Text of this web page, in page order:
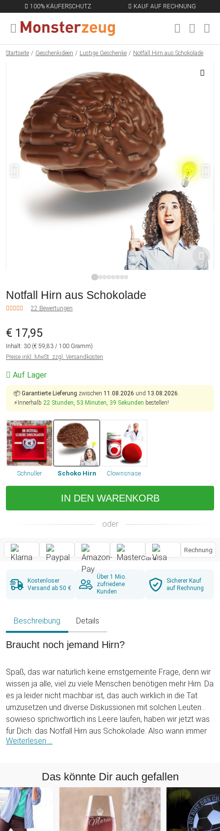
100% KÄUFERSCHUTZ KAUF AUF RECHNUNG
MENÜ SCHLIESSEN
Startseite Geschenkideen Lustige Geschenke Notfall Hirn aus Schokolade
Notfall Hirn aus Schokolade
22 Bewertungen
€ 17,95
Inhalt: 30 (€ 59,83 / 100 Gramm)
Preise inkl. MwSt. zzgl. Versandkosten
Auf Lager
📦 Garantierte Lieferung zwischen 11.08.2026 und 13.08.2026.
⚡Innerhalb 22 Stunden, 53 Minuten, 38 Sekunden bestellen!
Schnuller Schoko Hirn Clownsnase
IN DEN WARENKORB
oder
Rechnung
Kostenloser
Versand ab 50 €
Über 1 Mio.
zufriedene
Kunden
Sicherer Kauf
auf Rechnung
Beschreibung Details
Braucht noch jemand Hirn?
Spaß, das war natürlich keine ernstgemeinte Frage, denn wir
wissen ja alle, viel zu viele Menschen benötigen mehr Hirn. Da
es ja leider nicht machbar ist, das auch wirklich in die Tat
umzusetzen und diverse Diskussionen mit solchen Leuten
sowieso sprichwörtlich ins Leere laufen, haben wir jetzt was
für Dich: das Notfall Hirn aus Schokolade. Also wann immer
Dir danach ist, mal jemandem sagen zu wollen, wie dämlich
wird er sich zumindest die Schokolade schmecken lassen.
Natürlich hat das Notfall Hirn aus Schokolade nicht nur einen
gemeinen Zweck, um Spitzen zu verteilen. Du kannst es
natürlich auch jemandem geben, der zum Beispiel vor einer
Weiterlesen ...
Das könnte Dir auch gefallen